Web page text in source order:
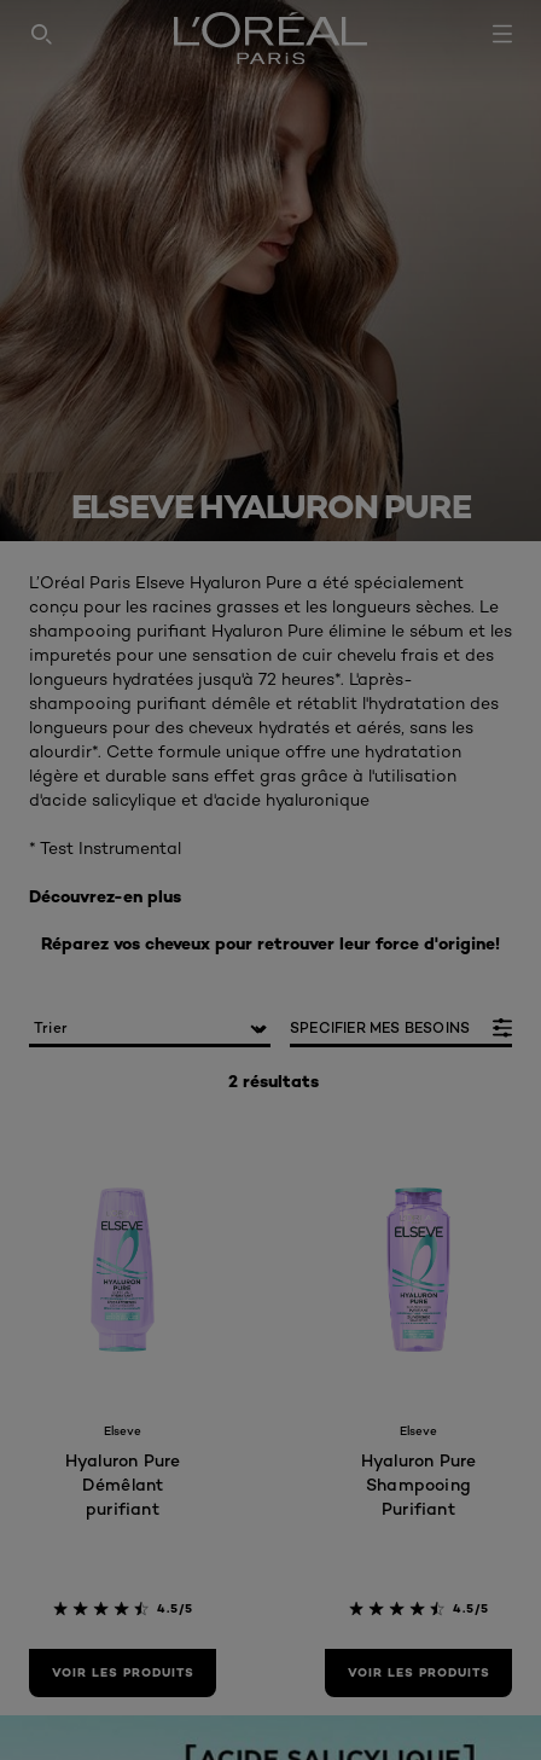
ELSEVE HYALURON PURE
L’Oréal Paris Elseve Hyaluron Pure a été spécialement
conçu pour les racines grasses et les longueurs sèches. Le
shampooing purifiant Hyaluron Pure élimine le sébum et les
impuretés pour une sensation de cuir chevelu frais et des
longueurs hydratées jusqu'à 72 heures*. L'après-
shampooing purifiant démêle et rétablit l'hydratation des
longueurs pour des cheveux hydratés et aérés, sans les
alourdir*. Cette formule unique offre une hydratation
légère et durable sans effet gras grâce à l'utilisation
d'acide salicylique et d'acide hyaluronique​
* Test Instrumental
Découvrez-en plus
Réparez vos cheveux pour retrouver leur force d'origine!
2 résultats
SPECIFIER MES BESOINS
Elseve
Hyaluron Pure
Démêlant
purifiant
4.5/5
VOIR LES PRODUITS
Elseve
Hyaluron Pure
Shampooing
Purifiant
4.5/5
VOIR LES PRODUITS